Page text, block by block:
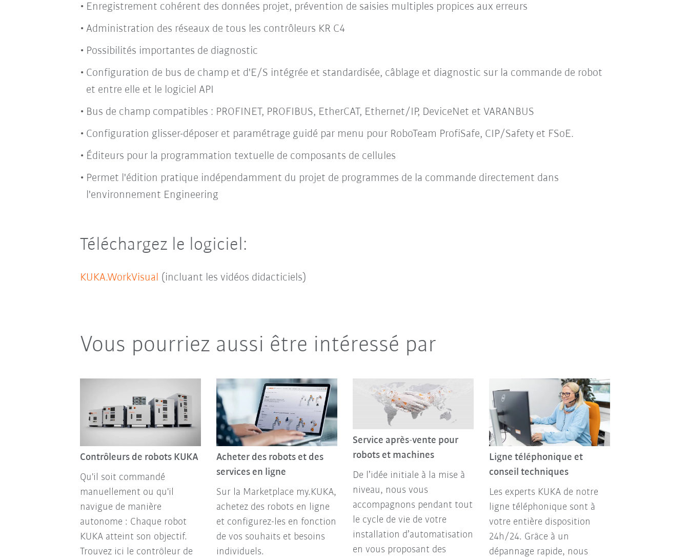
Enregistrement cohérent des données projet, prévention de saisies multiples propices aux erreurs
Administration des réseaux de tous les contrôleurs KR C4
Possibilités importantes de diagnostic
Configuration de bus de champ et d'E/S intégrée et standardisée, câblage et diagnostic sur la commande de robot
et entre elle et le logiciel API
Bus de champ compatibles : PROFINET, PROFIBUS, EtherCAT, Ethernet/IP, DeviceNet et VARANBUS
Configuration glisser-déposer et paramétrage guidé par menu pour RoboTeam ProfiSafe, CIP/Safety et FSoE.
Éditeurs pour la programmation textuelle de composants de cellules
Permet l'édition pratique indépendamment du projet de programmes de la commande directement dans
l'environnement Engineering
Téléchargez le logiciel:
KUKA.WorkVisual (incluant les vidéos didacticiels)
Vous pourriez aussi être intéressé par
Contrôleurs de robots KUKA
Qu'il soit commandé
manuellement ou qu'il
navigue de manière
autonome : Chaque robot
KUKA atteint son objectif.
Trouvez ici le contrôleur de
Acheter des robots et des
services en ligne
Sur la Marketplace my.KUKA,
achetez des robots en ligne
et configurez-les en fonction
de vos souhaits et besoins
individuels.
Service après-vente pour
robots et machines
De l’idée initiale à la mise à
niveau, nous vous
accompagnons pendant tout
le cycle de vie de votre
installation d’automatisation
en vous proposant des
Ligne téléphonique et
conseil techniques
Les experts KUKA de notre
ligne téléphonique sont à
votre entière disposition
24h/24. Grâce à un
dépannage rapide, nous